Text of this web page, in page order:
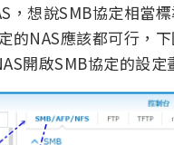
，想說SMB協定相當
的NAS應該都可行，
開啟SMB協定的設定